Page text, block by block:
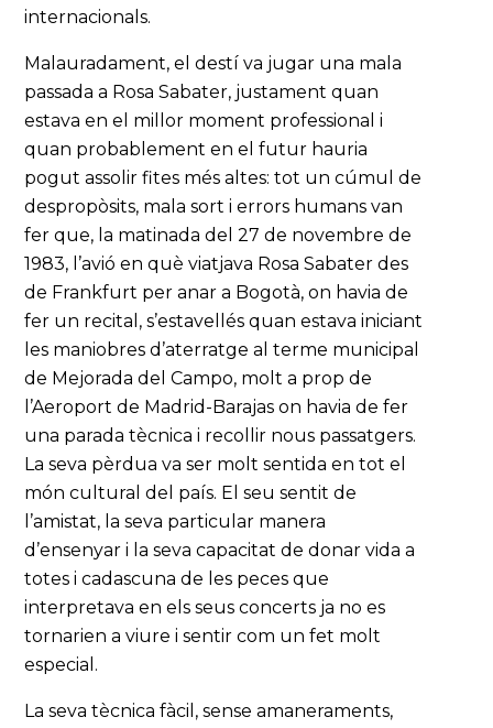
internacionals.
Malauradament, el destí va jugar una mala
passada a Rosa Sabater, justament quan
estava en el millor moment professional i
quan probablement en el futur hauria
pogut assolir fites més altes: tot un cúmul de
despropòsits, mala sort i errors humans van
fer que, la matinada del 27 de novembre de
1983, l’avió en què viatjava Rosa Sabater des
de Frankfurt per anar a Bogotà, on havia de
fer un recital, s’estavellés quan estava iniciant
les maniobres d’aterratge al terme municipal
de Mejorada del Campo, molt a prop de
l’Aeroport de Madrid-Barajas on havia de fer
una parada tècnica i recollir nous passatgers.
La seva pèrdua va ser molt sentida en tot el
món cultural del país. El seu sentit de
l’amistat, la seva particular manera
d’ensenyar i la seva capacitat de donar vida a
totes i cadascuna de les peces que
interpretava en els seus concerts ja no es
tornarien a viure i sentir com un fet molt
especial.
La seva tècnica fàcil, sense amaneraments,